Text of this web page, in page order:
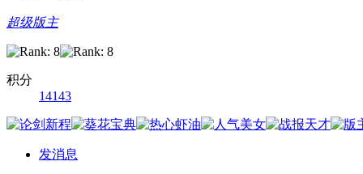
超级版主
积分
14143
发消息